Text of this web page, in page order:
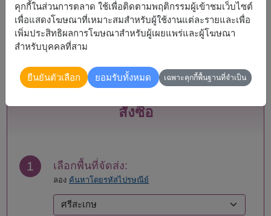
กรุงเทพ
กาญจนบุรี
กาฬสินธุ์
กำแพงเพชร
ขอนแก่น
จันทบุรี
ฉะเชิงเทรา
ชลบุรี - พัทยา
เชียงราย
เชียงใหม่
ตรัง
ตราด
ตาก
ภูเก็ต
มหาสารคาม
มุกดาหาร
ยะลา
ระนอง
ศรีสะเกษ
สั่งซื้อ
1 เลือกพื้นที่จัดส่ง:
ลอง ค้นหาโดยรหัสไปรษณีย์
คุกกี้ในส่วนการตลาด ใช้เพื่อติดตามพฤติกรรมผู้เข้าชมเว็บไซต์
เพื่อแสดงโฆษณาที่เหมาะสมสำหรับผู้ใช้งานแต่ละรายและเพื่อ
เพิ่มประสิทธิผลการโฆษณาสำหรับผู้เผยแพร่และผู้โฆษณา
สำหรับบุคคลที่สาม
ยืนยันตัวเลือก ยอมรับทั้งหมด เฉพาะคุกกี้พื้นฐานที่จำเป็น